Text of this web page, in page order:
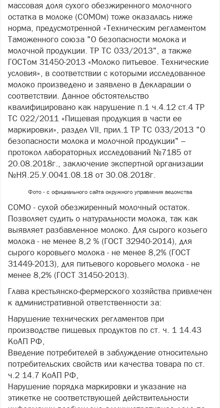
массовая доля сухого обезжиренного молочного
остатка в молоке (СОМОм) тоже оказалась ниже
норма, предусмотренной «Техническим регламентом
Таможенного союза "О безопасности молока и
молочной продукции. ТР ТС 033/2013", а также
ГОСТом 31450-2013 «Молоко питьевое. Технические
условия», в соответствии с которыми исследованное
молоко произведено и заявлено в Декларации о
соответствии. Данное обстоятельство
квалифицировано как нарушение п.1 ч.4.12 ст.4 ТР
ТС 022/2011 «Пищевая продукция в части ее
маркировки», раздел VII, прил.1 ТР ТС 033/2013 "О
безопасности молока и молочной продукции" –
протокол лабораторных исследований №7185 от
20.08.2018г., заключение экспертной организации
№НЯ.25.У.0041.08.18 от 30.08.2018г.
Фото - с официального сайта окружного управления ведомства
СОМО - сухой обезжиренный молочный остаток.
Позволяет судить о натуральности молока, так как
выявляет разбавленное молоко. Для сырого козьего
молока - не менее 8,2 % (ГОСТ 32940-2014), для
сырого коровьего молока - не менее 8,2% (ГОСТ
31449-2013), для питьевого коровьего молока - не
менее 8,2% (ГОСТ 31450-2013).
Глава крестьянско-фермерского хозяйства привлечен
к административной ответственности за:
Нарушение технических регламентов при
производстве пищевых продуктов по ст. ч. 1 14.43
КоАП РФ,
Введение потребителей в заблуждение относительно
потребительских свойств или качества товара по ст.
ч.2 14.7 КоАП РФ,
Нарушение порядка маркировки и указание на
этикетке не соответствующей действительности